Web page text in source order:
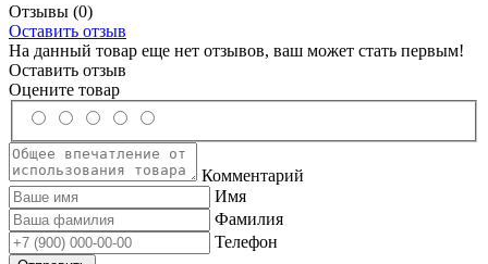
Отзывы (0)
Оставить отзыв
На данный товар еще нет отзывов, ваш может стать первым!
Оставить отзыв
Оцените товар
Комментарий
Имя
Фамилия
Телефон